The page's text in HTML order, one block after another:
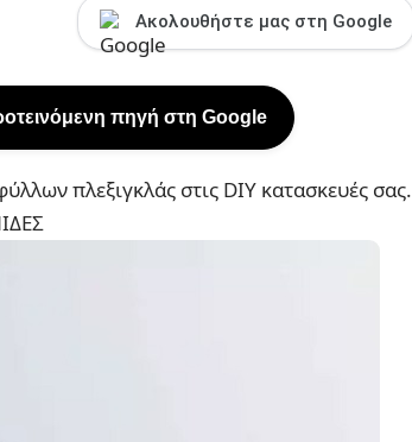
Ακολουθήστε μας στη Google
πηγή στη Google
πλεξιγκλάς στις DIY κατασκευές σας.